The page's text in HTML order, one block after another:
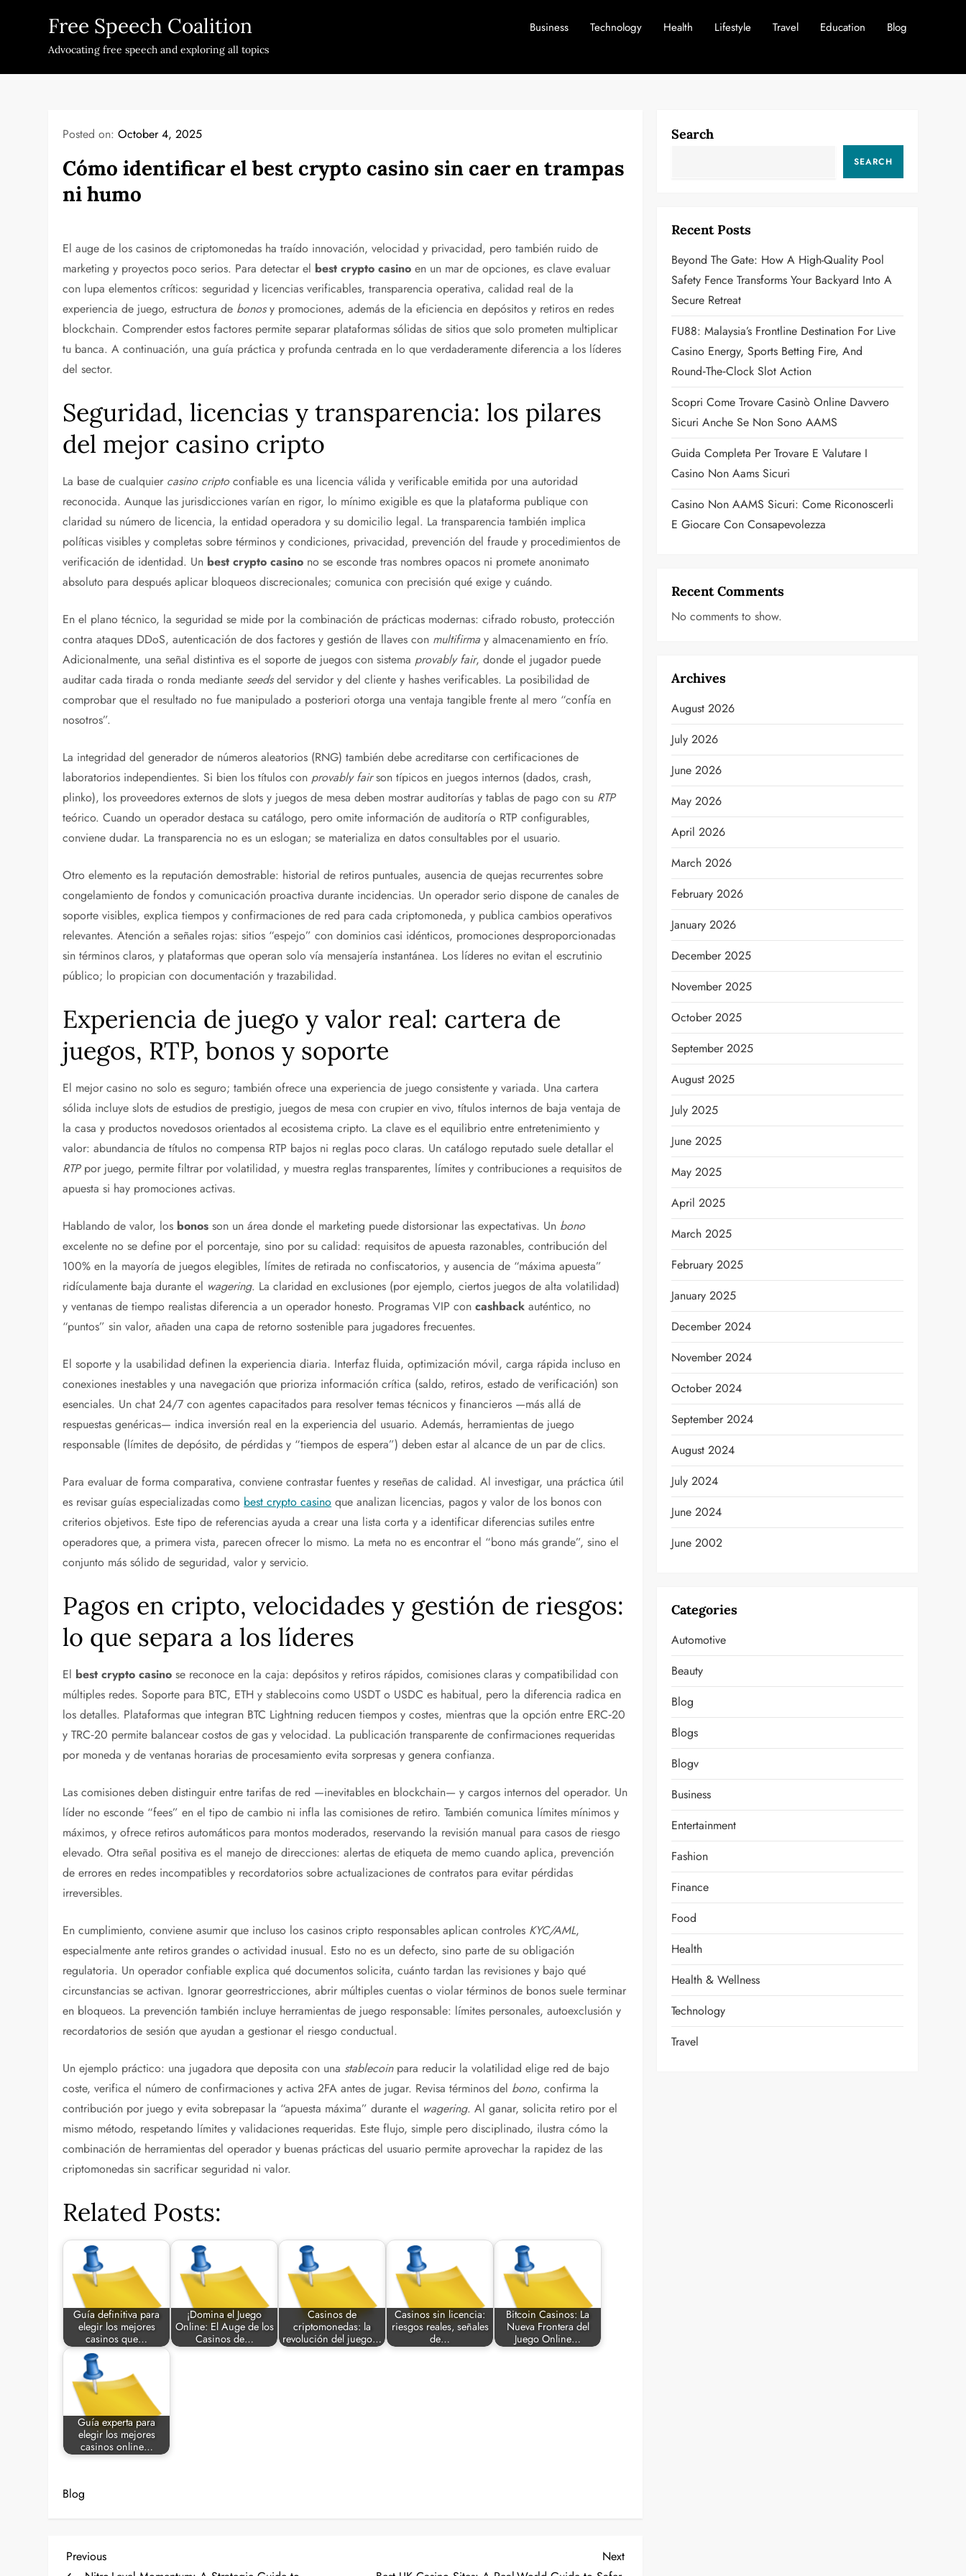
Free Speech Coalition
Advocating free speech and exploring all topics
Business Technology Health Lifestyle Travel Education Blog
Posted on:October 4, 2025
Cómo identificar el best crypto casino sin caer en trampas
ni humo
El auge de los casinos de criptomonedas ha traído innovación, velocidad y privacidad, pero también ruido de
marketing y proyectos poco serios. Para detectar el best crypto casino en un mar de opciones, es clave evaluar
con lupa elementos críticos: seguridad y licencias verificables, transparencia operativa, calidad real de la
experiencia de juego, estructura de bonosy promociones, además de la eficiencia en depósitos y retiros en redes
blockchain. Comprender estos factores permite separar plataformas sólidas de sitios que solo prometen multiplicar
tu banca. A continuación, una guía práctica y profunda centrada en lo que verdaderamente diferencia a los líderes
del sector.
Seguridad, licencias y transparencia: los pilares
del mejor casino cripto
La base de cualquier casino criptoconfiable es una licencia válida y verificable emitida por una autoridad
reconocida. Aunque las jurisdicciones varían en rigor, lo mínimo exigible es que la plataforma publique con
claridad su número de licencia, la entidad operadora y su domicilio legal. La transparencia también implica
políticas visibles y completas sobre términos y condiciones, privacidad, prevención del fraude y procedimientos de
verificación de identidad. Un best crypto casino no se esconde tras nombres opacos ni promete anonimato
absoluto para después aplicar bloqueos discrecionales; comunica con precisión qué exige y cuándo.
En el plano técnico, la seguridad se mide por la combinación de prácticas modernas: cifrado robusto, protección
contra ataques DDoS, autenticación de dos factores y gestión de llaves con multifirma y almacenamiento en frío.
Adicionalmente, una señal distintiva es el soporte de juegos con sistema provably fair, donde el jugador puede
auditar cada tirada o ronda mediante seedsdel servidor y del cliente y hashes verificables. La posibilidad de
comprobar que el resultado no fue manipulado a posteriori otorga una ventaja tangible frente al mero “confía en
nosotros”.
La integridad del generador de números aleatorios (RNG) también debe acreditarse con certificaciones de
laboratorios independientes. Si bien los títulos con provably fairson típicos en juegos internos (dados, crash,
plinko), los proveedores externos de slots y juegos de mesa deben mostrar auditorías y tablas de pago con su RTP
teórico. Cuando un operador destaca su catálogo, pero omite información de auditoría o RTP configurables,
conviene dudar. La transparencia no es un eslogan; se materializa en datos consultables por el usuario.
Otro elemento es la reputación demostrable: historial de retiros puntuales, ausencia de quejas recurrentes sobre
congelamiento de fondos y comunicación proactiva durante incidencias. Un operador serio dispone de canales de
soporte visibles, explica tiempos y confirmaciones de red para cada criptomoneda, y publica cambios operativos
relevantes. Atención a señales rojas: sitios “espejo” con dominios casi idénticos, promociones desproporcionadas
sin términos claros, y plataformas que operan solo vía mensajería instantánea. Los líderes no evitan el escrutinio
público; lo propician con documentación y trazabilidad.
Experiencia de juego y valor real: cartera de
juegos, RTP, bonos y soporte
El mejor casino no solo es seguro; también ofrece una experiencia de juego consistente y variada. Una cartera
sólida incluye slots de estudios de prestigio, juegos de mesa con crupier en vivo, títulos internos de baja ventaja de
la casa y productos novedosos orientados al ecosistema cripto. La clave es el equilibrio entre entretenimiento y
valor: abundancia de títulos no compensa RTP bajos ni reglas poco claras. Un catálogo reputado suele detallar el
RTPpor juego, permite filtrar por volatilidad, y muestra reglas transparentes, límites y contribuciones a requisitos de
apuesta si hay promociones activas.
Hablando de valor, los bonos son un área donde el marketing puede distorsionar las expectativas. Un bono
excelente no se define por el porcentaje, sino por su calidad: requisitos de apuesta razonables, contribución del
100% en la mayoría de juegos elegibles, límites de retirada no confiscatorios, y ausencia de “máxima apuesta”
ridículamente baja durante el wagering. La claridad en exclusiones (por ejemplo, ciertos juegos de alta volatilidad)
y ventanas de tiempo realistas diferencia a un operador honesto. Programas VIP concashback auténtico, no
“puntos” sin valor, añaden una capa de retorno sostenible para jugadores frecuentes.
El soporte y la usabilidad definen la experiencia diaria. Interfaz fluida, optimización móvil, carga rápida incluso en
conexiones inestables y una navegación que prioriza información crítica (saldo, retiros, estado de verificación) son
esenciales. Un chat 24/7 con agentes capacitados para resolver temas técnicos y financieros —más allá de
respuestas genéricas— indica inversión real en la experiencia del usuario. Además, herramientas de juego
responsable (límites de depósito, de pérdidas y “tiempos de espera”) deben estar al alcance de un par de clics.
Para evaluar de forma comparativa, conviene contrastar fuentes y reseñas de calidad. Al investigar, una práctica útil
es revisar guías especializadas como best crypto casino que analizan licencias, pagos y valor de los bonos con
criterios objetivos. Este tipo de referencias ayuda a crear una lista corta y a identificar diferencias sutiles entre
operadores que, a primera vista, parecen ofrecer lo mismo. La meta no es encontrar el “bono más grande”, sino el
conjunto más sólido de seguridad, valor y servicio.
Pagos en cripto, velocidades y gestión de riesgos:
lo que separa a los líderes
El best crypto casino se reconoce en la caja: depósitos y retiros rápidos, comisiones claras y compatibilidad con
múltiples redes. Soporte para BTC, ETH y stablecoins como USDT o USDC es habitual, pero la diferencia radica en
los detalles. Plataformas que integran BTC Lightning reducen tiempos y costes, mientras que la opción entre ERC‑20
y TRC‑20 permite balancear costos de gas y velocidad. La publicación transparente de confirmaciones requeridas
por moneda y de ventanas horarias de procesamiento evita sorpresas y genera confianza.
Las comisiones deben distinguir entre tarifas de red —inevitables en blockchain— y cargos internos del operador. Un
líder no esconde “fees” en el tipo de cambio ni infla las comisiones de retiro. También comunica límites mínimos y
máximos, y ofrece retiros automáticos para montos moderados, reservando la revisión manual para casos de riesgo
elevado. Otra señal positiva es el manejo de direcciones: alertas de etiqueta de memo cuando aplica, prevención
de errores en redes incompatibles y recordatorios sobre actualizaciones de contratos para evitar pérdidas
irreversibles.
En cumplimiento, conviene asumir que incluso los casinos cripto responsables aplican controles KYC/AML,
especialmente ante retiros grandes o actividad inusual. Esto no es un defecto, sino parte de su obligación
regulatoria. Un operador confiable explica qué documentos solicita, cuánto tardan las revisiones y bajo qué
circunstancias se activan. Ignorar georrestricciones, abrir múltiples cuentas o violar términos de bonos suele terminar
en bloqueos. La prevención también incluye herramientas de juego responsable: límites personales, autoexclusión y
recordatorios de sesión que ayudan a gestionar el riesgo conductual.
Un ejemplo práctico: una jugadora que deposita con una stablecoinpara reducir la volatilidad elige red de bajo
coste, verifica el número de confirmaciones y activa 2FA antes de jugar. Revisa términos del bono, confirma la
contribución por juego y evita sobrepasar la “apuesta máxima” durante el wagering. Al ganar, solicita retiro por el
mismo método, respetando límites y validaciones requeridas. Este flujo, simple pero disciplinado, ilustra cómo la
combinación de herramientas del operador y buenas prácticas del usuario permite aprovechar la rapidez de las
criptomonedas sin sacrificar seguridad ni valor.
Related Posts:
Guía definitiva para
elegir los mejores
casinos que…
¡Domina el Juego
Online: El Auge de los
Casinos de…
Casinos de
criptomonedas: la
revolución del juego…
Casinos sin licencia:
riesgos reales, señales
de…
Bitcoin Casinos: La
Nueva Frontera del
Juego Online…
Guía experta para
elegir los mejores
casinos online…
Blog
P
Previous
Previous
Next
Next
Search
SEARCH
Recent Posts
Beyond The Gate: How A High-Quality Pool
Safety Fence Transforms Your Backyard Into A
Secure Retreat
FU88: Malaysia’s Frontline Destination For Live
Casino Energy, Sports Betting Fire, And
Round‑the‑Clock Slot Action
Scopri Come Trovare Casinò Online Davvero
Sicuri Anche Se Non Sono AAMS
Guida Completa Per Trovare E Valutare I
Casino Non Aams Sicuri
Casino Non AAMS Sicuri: Come Riconoscerli
E Giocare Con Consapevolezza
Recent Comments
No comments to show.
Archives
August 2026
July 2026
June 2026
May 2026
April 2026
March 2026
February 2026
January 2026
December 2025
November 2025
October 2025
September 2025
August 2025
July 2025
June 2025
May 2025
April 2025
March 2025
February 2025
January 2025
December 2024
November 2024
October 2024
September 2024
August 2024
July 2024
June 2024
June 2002
Categories
Automotive
Beauty
Blog
Blogs
Blogv
Business
Entertainment
Fashion
Finance
Food
Health
Health & Wellness
Technology
Travel